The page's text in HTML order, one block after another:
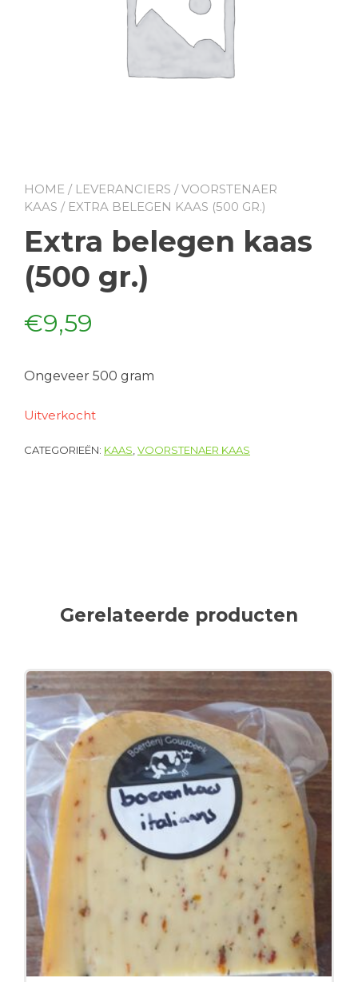
HOME / LEVERANCIERS /VOORSTENAER
KAAS / EXTRA BELEGEN KAAS (500 GR.)
Extra belegen kaas
(500 gr.)
€9,59
Ongeveer 500 gram
Uitverkocht
CATEGORIEËN: KAAS VOORSTENAER KAAS
Gerelateerde producten